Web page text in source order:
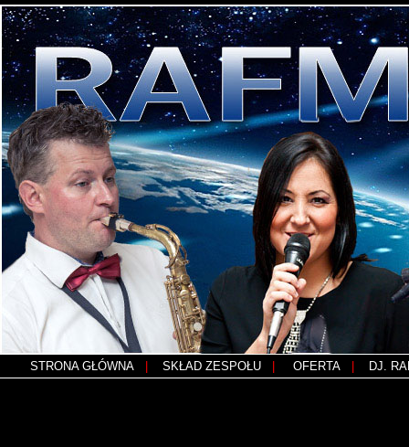
STRONA GŁÓWNA SKŁAD ZESPOŁU OFERTA DJ.